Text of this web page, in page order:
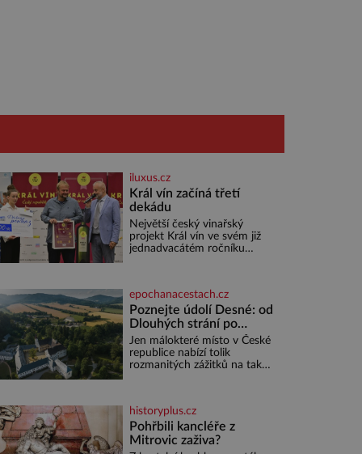
iluxus.cz
Král vín začíná třetí
dekádu
Největší český vinařský
projekt Král vín ve svém již
jednadvacátém ročníku
od 157 vinařů. Král vín, který
se – i pře
epochanacestach.cz
Poznejte údolí Desné: od
Dlouhých strání po
termální prameny
Jen málokteré místo v České
republice nabízí tolik
rozmanitých zážitků na tak
nahlédnout do útrob jedné z
nejvýznamnějších vodních
elektráren v Evropě, vydat se
na horské hřebeny, projet se
historyplus.cz
Pohřbili kancléře z
Mitrovic zaživa?